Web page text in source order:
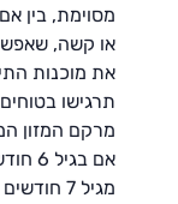
מסוימת, בין
או קשה,
את מוכנות
תרגישו
מרקם המזון
אם
מגיל 7